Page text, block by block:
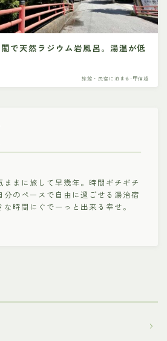
で天然ラジウム岩風呂。湯温が低
旅館・民宿に泊まる-甲信越
ままに旅して早幾年。時間ギチギチ
分のペースで自由に過ごせる湯治宿
時間にぐでーっと出来る幸せ。